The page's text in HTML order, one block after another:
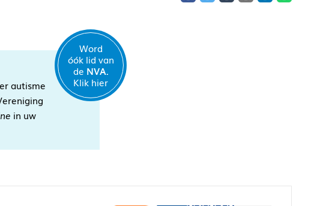
autisme
in uw
Word
óók lid van
de NVA.
Klik hier